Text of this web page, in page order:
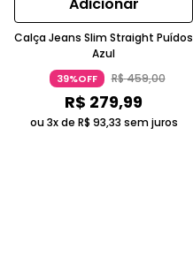
Calça Jeans Slim Straight Puídos
Azul
39%OFF R$459,00
R$ 279,99
ou 3x de R$ 93,33 sem juros